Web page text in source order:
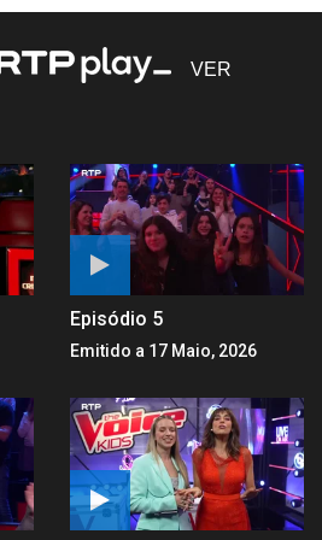
VER
Episódio 5
Emitido a 17 Maio, 2026